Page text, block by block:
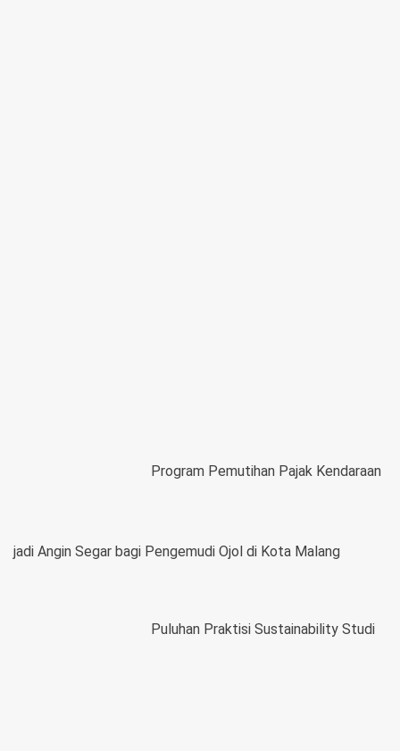
Program Pemutihan Pajak Kendaraan
jadi Angin Segar bagi Pengemudi Ojol di Kota Malang
Puluhan Praktisi Sustainability Studi